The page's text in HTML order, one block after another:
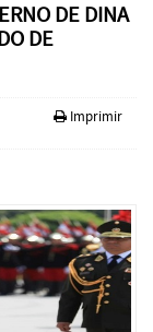
DE DINA
DE
Imprimir